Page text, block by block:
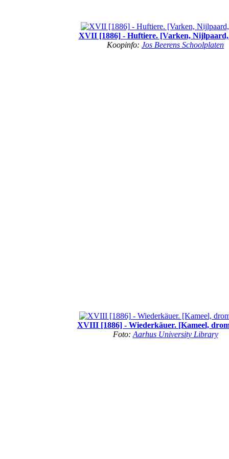
XVII [1886] - Huftiere. [Varken,
Koopinfo: Jos Beerens Schoolplaten
XVIII [1886] - Wiederkäuer. [Kameel,
Foto: Aarhus University Library